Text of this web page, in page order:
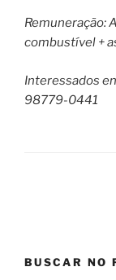
Remuneração:
combustível +
Interessados
98779-0441
BUSCAR NO